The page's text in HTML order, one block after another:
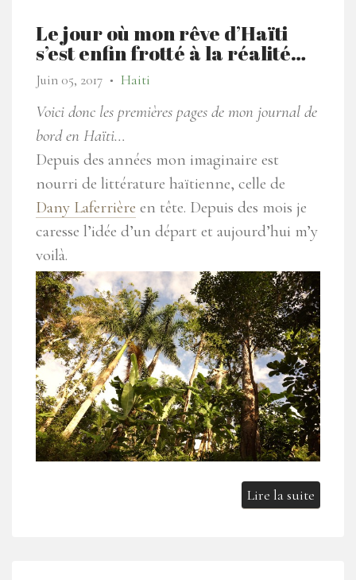
Le jour où mon rêve d’Haïti
s’est enfin frotté à la réalité…
Juin 05, 2017 ● Haiti
Voici donc les premières pages de mon journal de
bord en Haïti…
Depuis des années mon imaginaire est
nourri de littérature haïtienne, celle de
Dany Laferrière en tête. Depuis des mois je
caresse l’idée d’un départ et aujourd’hui m’y
voilà.
Lire la suite